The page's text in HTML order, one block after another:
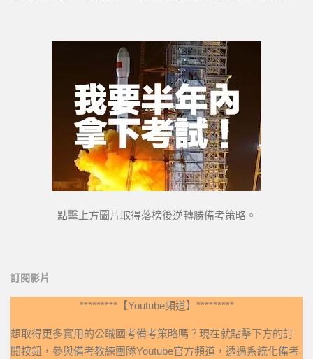
點擊上方圖片取得落榜後逆轉勝備考策略。
訂閱影片
*********【Youtube頻道】*********
想取得更多實用的公職國考備考策略嗎？現在就點擊下方的訂
閱按鈕，參與備考教練團隊Youtube官方頻道，透過系統化備考